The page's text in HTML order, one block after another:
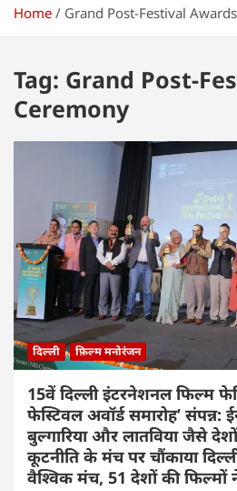
Home Grand Post-Festival
Tag: Grand Post-
Ceremony
दिल्ली फ़िल्म मनोरंजन
15वें दिल्ली इंटरनेशनल फिल्म
फेस्टिवल अवॉर्ड समारोह’ संपन्न:
बुल्गारिया और लातविया जैसे
कूटनीति के मंच पर चौंकाया
वैश्विक मंच, 51 देशों की फिल्मों